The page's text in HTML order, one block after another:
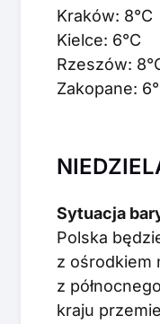
Kraków:
Kielce: 6°C
Rzeszów:
Zakopane:
Sytuacja
Polska
z ośrodkiem
z
kraju